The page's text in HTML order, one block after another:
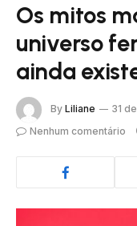
Os mitos
universo
ainda
By Liliane
31
Nenhum comentário